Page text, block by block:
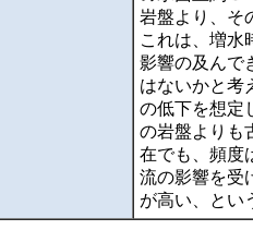
岩盤より、そ
これは、増水
影響の及んで
はないかと考
の低下を想定
の岩盤よりも
在でも、頻度
流の影響を受
が高い、とい